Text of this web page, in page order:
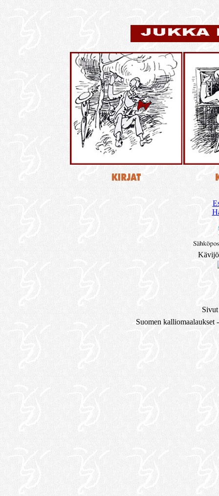
Suomen kalliomaalaukset